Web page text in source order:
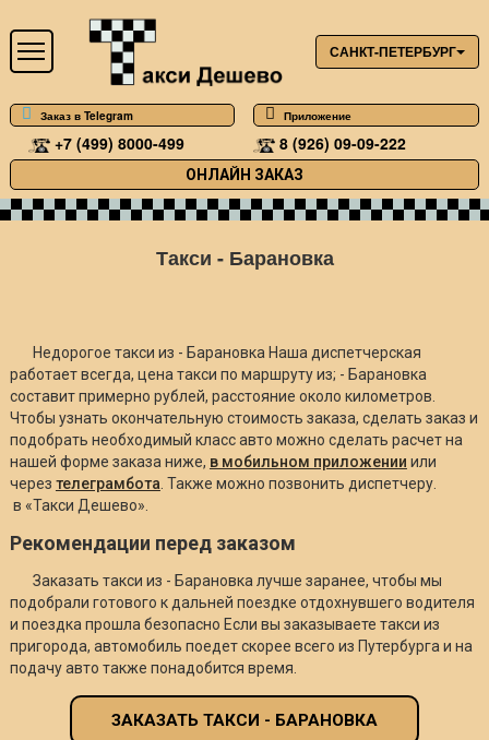
САНКТ-ПЕТЕРБУРГ
Заказ в Telegram Приложение
+7 (499) 8000-499 8 (926) 09-09-222
ОНЛАЙН ЗАКАЗ
Такси - Барановка
Недорогое такси из - Барановка Наша диспетчерская
работает всегда, цена такси по маршруту из; - Барановка
составит примерно рублей, расстояние около километров.
Чтобы узнать окончательную стоимость заказа, сделать заказ и
подобрать необходимый класс авто можно сделать расчет на
нашей форме заказа ниже, в мобильном приложении или
через телеграмбота. Также можно позвонить диспетчеру.
в «Такси Дешево».
Рекомендации перед заказом
Заказать такси из - Барановка лучше заранее, чтобы мы
подобрали готового к дальней поездке отдохнувшего водителя
и поездка прошла безопасно Если вы заказываете такси из
пригорода, автомобиль поедет скорее всего из Путербурга и на
подачу авто также понадобится время.
ЗАКАЗАТЬ ТАКСИ - БАРАНОВКА